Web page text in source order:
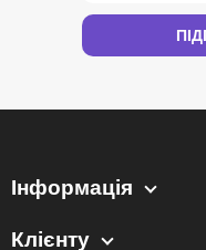
Інформація
Клієнту